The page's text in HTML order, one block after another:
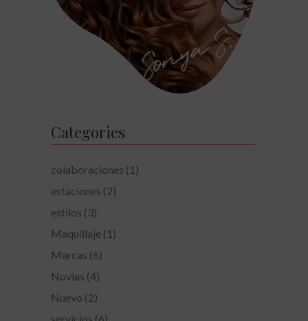
Categories
colaboraciones (1)
estaciones (2)
estilos (3)
Maquillaje (1)
Marcas (6)
Novias (4)
Nuevo (2)